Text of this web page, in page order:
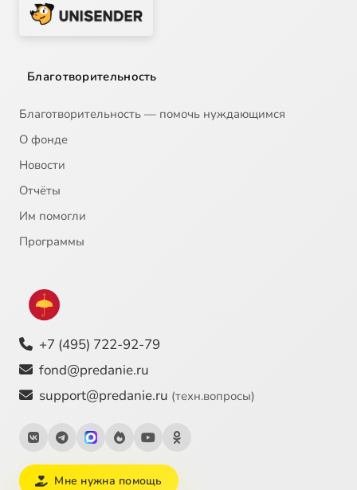
Благотворительность
Благотворительность — помочь нуждающимся
О фонде
Новости
Отчёты
Им помогли
Программы
+7 (495) 722-92-79
fond@predanie.ru
support@predanie.ru (техн.вопросы)
Мне нужна помощь